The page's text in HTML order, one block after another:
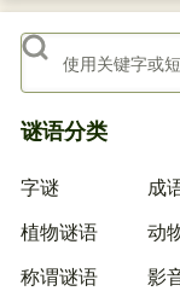
搜索
谜语分类
字谜 成
植物谜语
动
称谓谜语
影